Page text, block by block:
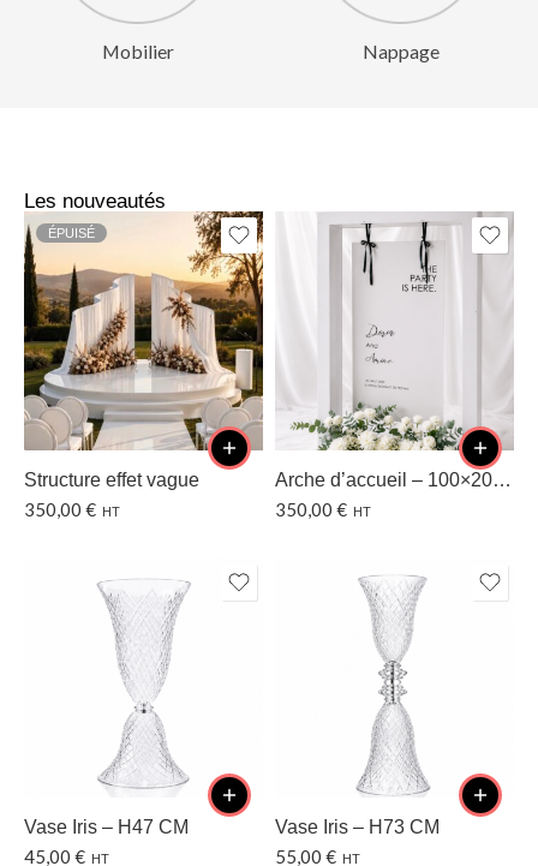
Mobilier Nappage
Les nouveautés
ÉPUISÉ
Structure effet vague
350,00 € HT
Arche d’accueil – 100×200 CM
350,00 € HT
Vase Iris – H47 CM
45,00 € HT
Vase Iris – H73 CM
55,00 € HT